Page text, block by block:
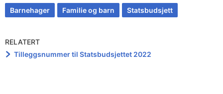
Barnehager Familie og barn Statsbudsjett
RELATERT
Tilleggsnummer til Statsbudsjettet 2022